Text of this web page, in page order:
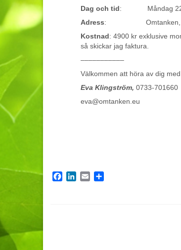
Dag och tid: Måndag 22
Adress: Omtanken,
Kostnad: 4900 kr exklusive
så skickar jag faktura.
–––––––––––
Välkommen att höra av dig
Eva Klingström, 0733-
eva@omtanken.eu
Facebook
LinkedIn
Email